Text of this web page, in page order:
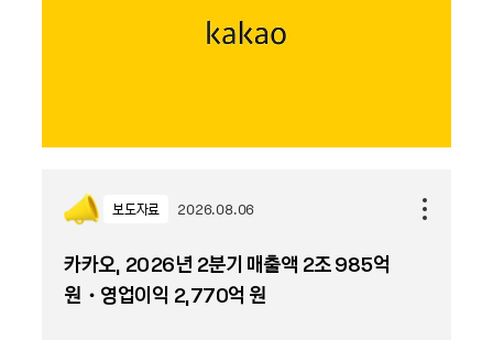
보도자료 2026.08.06
카카오, 2026년 2분기 매출액 2조 985억
원・영업이익 2,770억 원